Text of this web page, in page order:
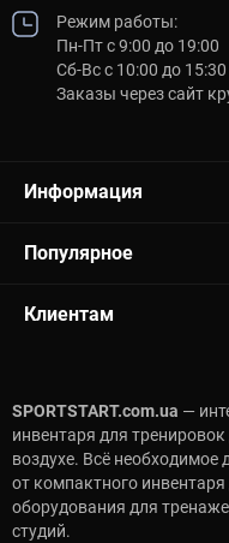
Режим работы:
Пн-Пт с 9:00 до 19:00
Сб-Вс с 10:00 до 15:30
Заказы через сайт
Информация
Популярное
Клиентам
SPORTSTART.com.ua —
инвентаря для
воздухе. Всё
от компактного
оборудования для
студий.